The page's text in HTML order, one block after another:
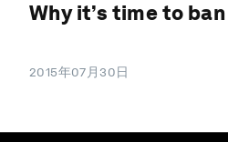
Why it’s time to
2015年07月30日